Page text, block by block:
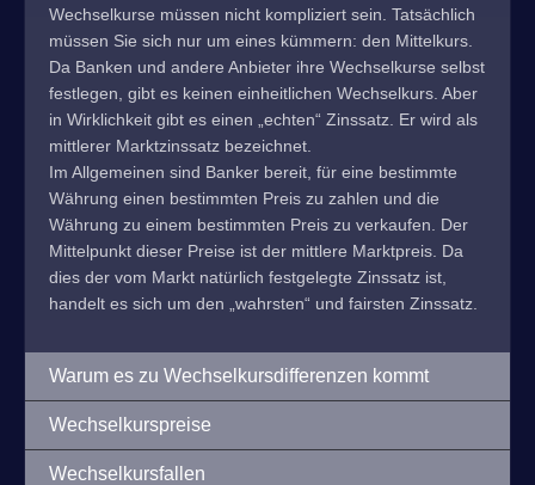
Wechselkurse müssen nicht kompliziert sein. Tatsächlich
müssen Sie sich nur um eines kümmern: den Mittelkurs.
Da Banken und andere Anbieter ihre Wechselkurse selbst
festlegen, gibt es keinen einheitlichen Wechselkurs. Aber
in Wirklichkeit gibt es einen „echten“ Zinssatz. Er wird als
mittlerer Marktzinssatz bezeichnet.
Im Allgemeinen sind Banker bereit, für eine bestimmte
Währung einen bestimmten Preis zu zahlen und die
Währung zu einem bestimmten Preis zu verkaufen. Der
Mittelpunkt dieser Preise ist der mittlere Marktpreis. Da
dies der vom Markt natürlich festgelegte Zinssatz ist,
handelt es sich um den „wahrsten“ und fairsten Zinssatz.
Warum es zu Wechselkursdifferenzen kommt
Wechselkurspreise
Wechselkursfallen